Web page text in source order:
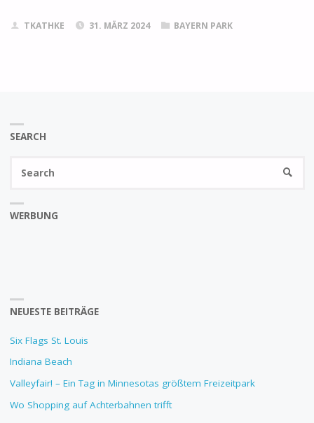
TKATHKE 31. MÄRZ 2024 BAYERN PARK
SEARCH
WERBUNG
NEUESTE BEITRÄGE
Six Flags St. Louis
Indiana Beach
Valleyfair! – Ein Tag in Minnesotas größtem Freizeitpark
Wo Shopping auf Achterbahnen trifft